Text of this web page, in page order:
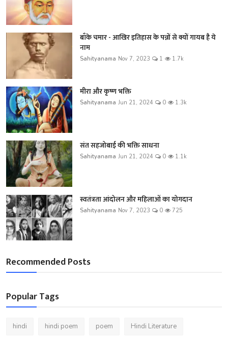
बाँके चमार - आखिर इतिहास के पन्नों से क्यों गायब है ये
नाम
Sahityanama Nov 7, 2023 1 1.7k
मीरा और कृष्ण भक्ति
Sahityanama Jun 21, 2024 0 1.3k
संत सहजोबाई की भक्ति साधना
Sahityanama Jun 21, 2024 0 1.1k
स्वतंत्रता आंदोलन और महिलाओं का योगदान
Sahityanama Nov 7, 2023 0 725
Recommended Posts
Popular Tags
hindi hindi poem poem Hindi Literature